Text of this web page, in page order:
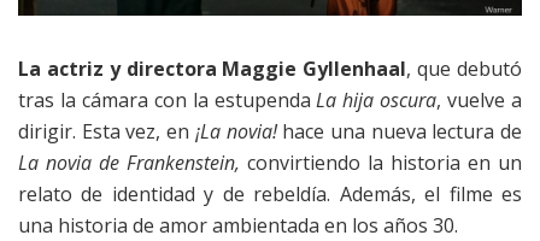
La actriz y directora Maggie Gyllenhaal, que debutó
tras la cámara con la estupendaLa hija oscura, vuelve a
dirigir. Esta vez, en ¡La novia!hace una nueva lectura de
La novia de Frankenstein, convirtiendo la historia en un
relato de identidad y de rebeldía. Además, el filme es
una historia de amor ambientada en los años 30.